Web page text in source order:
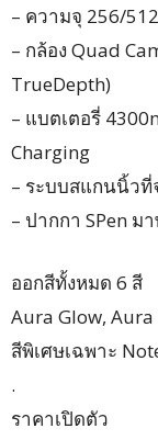
– ความจุ 256/
– กล้อง Quad
TrueDepth)
– แบตเตอรี่
Charging
– ระบบสแกนนิ้วที่
– ปากกา SPen ม
ออกสีทั้งหมด 6 สี
Aura Glow,
สีพิเศษเฉพาะ
.
ราคาเปิดตัว